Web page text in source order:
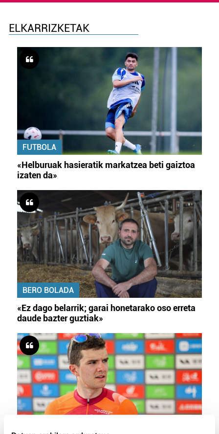
ELKARRIZKETAK
FUTBOLA
«Helburuak hasieratik markatzea beti gaiztoa
izaten da»
BERO BOLADA
«Ez dago belarrik; garai honetarako oso erreta
daude bazter guztiak»